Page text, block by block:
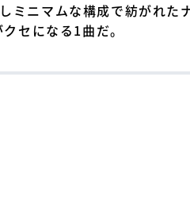
ミニマムな構成で紡がれた
セになる1曲だ。